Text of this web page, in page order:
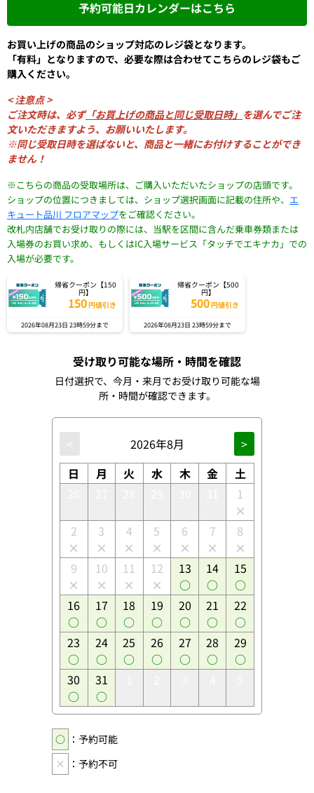
予約可能日カレンダーはこちら
お買い上げの商品のショップ対応のレジ袋となります。
「有料」となりますので、必要な際は合わせてこちらのレジ袋もご
購入ください。
< 注意点 >
ご注文時は、必ず「お買上げの商品と同じ受取日時」 を選んでご注
文いただきますよう、お願いいたします。
※同じ受取日時を選ばないと、商品と一緒にお付けすることができ
ません！
※こちらの商品の受取場所は、ご購入いただいたショップの店頭です。
ショップの位置につきましては、ショップ選択画面に記載の住所や、 エ
キュート品川 フロアマップをご確認ください。
改札内店舗でお受け取りの際には、当駅を区間に含んだ乗車券類または
入場券のお買い求め、もしくはIC入場サービス「タッチでエキナカ」での
入場が必要です。
帰省クーポン【150
円】
150円値引き
2026年08月23日 23時59分まで
帰省クーポン【500
円】
500円値引き
2026年08月23日 23時59分まで
受け取り可能な場所・時間を確認
日付選択で、今月・来月でお受け取り可能な場
所・時間が確認できます。
< 2026年8月
>
日
月 火 水 木 金
土
1
2 3 4 5 6 7 8
9 10 11 12 13 14 15
16 17 18 19 20 21 22
23 24 25 26 27 28 29
30 31
○ ：予約可能
×
：予約不可